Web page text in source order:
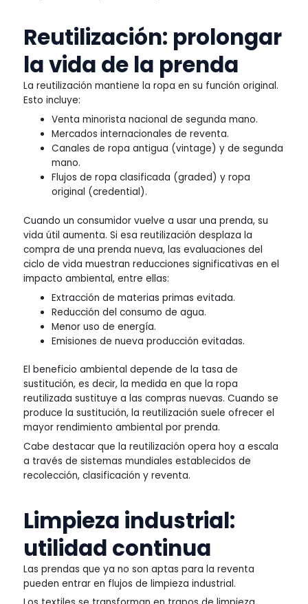
Reutilización: prolongar
la vida de la prenda
La reutilización mantiene la ropa en su función original.
Esto incluye:
Venta minorista nacional de segunda mano.
Mercados internacionales de reventa.
Canales de ropa antigua (vintage) y de segunda
mano.
Flujos de ropa clasificada (graded) y ropa
original (credential).
Cuando un consumidor vuelve a usar una prenda, su
vida útil aumenta. Si esa reutilización desplaza la
compra de una prenda nueva, las evaluaciones del
ciclo de vida muestran reducciones significativas en el
impacto ambiental, entre ellas:
Extracción de materias primas evitada.
Reducción del consumo de agua.
Menor uso de energía.
Emisiones de nueva producción evitadas.
El beneficio ambiental depende de la tasa de
sustitución, es decir, la medida en que la ropa
reutilizada sustituye a las compras nuevas. Cuando se
produce la sustitución, la reutilización suele ofrecer el
mayor rendimiento ambiental por prenda.
Cabe destacar que la reutilización opera hoy a escala
a través de sistemas mundiales establecidos de
recolección, clasificación y reventa.
Limpieza industrial:
utilidad continua
Las prendas que ya no son aptas para la reventa
pueden entrar en flujos de limpieza industrial.